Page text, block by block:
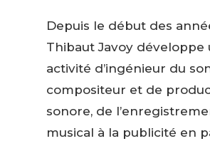
Depuis le début des
Thibaut Javoy développe
activité d’ingénieur du
compositeur et de
sonore, de
musical à la publicité en